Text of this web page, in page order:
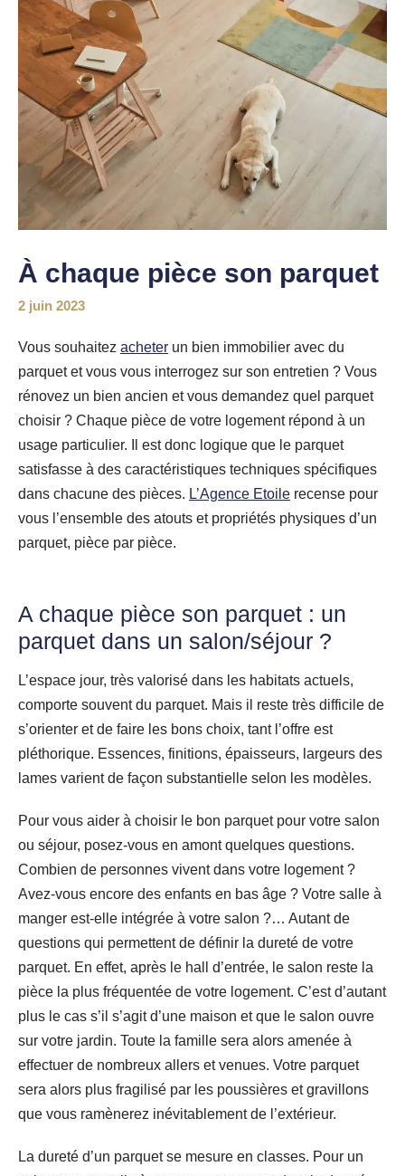
À chaque pièce son parquet
2 juin 2023
Vous souhaitez acheter un bien immobilier avec du
parquet et vous vous interrogez sur son entretien ? Vous
rénovez un bien ancien et vous demandez quel parquet
choisir ? Chaque pièce de votre logement répond à un
usage particulier. Il est donc logique que le parquet
satisfasse à des caractéristiques techniques spécifiques
dans chacune des pièces. L’Agence Etoile recense pour
vous l’ensemble des atouts et propriétés physiques d’un
parquet, pièce par pièce.
A chaque pièce son parquet : un
parquet dans un salon/séjour ?
L’espace jour, très valorisé dans les habitats actuels,
comporte souvent du parquet. Mais il reste très difficile de
s’orienter et de faire les bons choix, tant l’offre est
pléthorique. Essences, finitions, épaisseurs, largeurs des
lames varient de façon substantielle selon les modèles.
Pour vous aider à choisir le bon parquet pour votre salon
ou séjour, posez-vous en amont quelques questions.
Combien de personnes vivent dans votre logement ?
Avez-vous encore des enfants en bas âge ? Votre salle à
manger est-elle intégrée à votre salon ?… Autant de
questions qui permettent de définir la dureté de votre
parquet. En effet, après le hall d’entrée, le salon reste la
pièce la plus fréquentée de votre logement. C’est d’autant
plus le cas s’il s’agit d’une maison et que le salon ouvre
sur votre jardin. Toute la famille sera alors amenée à
effectuer de nombreux allers et venues. Votre parquet
sera alors plus fragilisé par les poussières et gravillons
que vous ramènerez inévitablement de l’extérieur.
La dureté d’un parquet se mesure en classes. Pour un